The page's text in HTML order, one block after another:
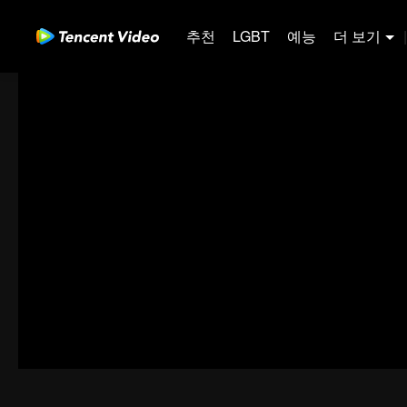
추천 LGBT 예능 더 보기 |